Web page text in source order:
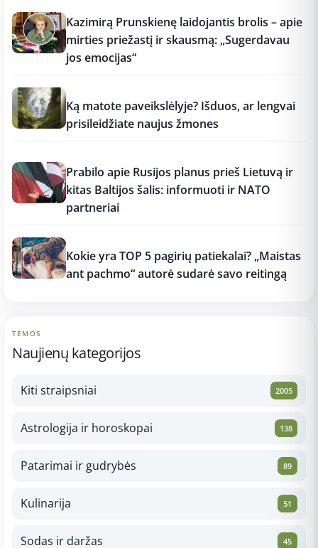
Kazimirą Prunskienę laidojantis brolis – apie
mirties priežastį ir skausmą: „Sugerdavau
jos emocijas“
Ką matote paveikslėlyje? Išduos, ar lengvai
prisileidžiate naujus žmones
Prabilo apie Rusijos planus prieš Lietuvą ir
kitas Baltijos šalis: informuoti ir NATO
partneriai
Kokie yra TOP 5 pagirių patiekalai? „Maistas
ant pachmo“ autorė sudarė savo reitingą
TEMOS
Naujienų kategorijos
Kiti straipsniai 2005
Astrologija ir horoskopai 138
Patarimai ir gudrybės 89
Kulinarija 51
Sodas ir daržas 45